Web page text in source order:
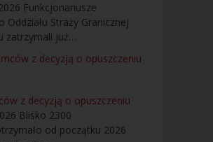
Funkcjonariusze
Oddziału Straży Granicznej
zatrzymali już…
z decyzją o opuszczeniu
Blisko 2300
od początku 2026